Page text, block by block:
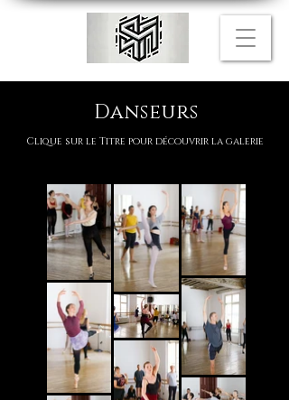
Danseurs
Clique sur le Titre pour découvrir la galerie